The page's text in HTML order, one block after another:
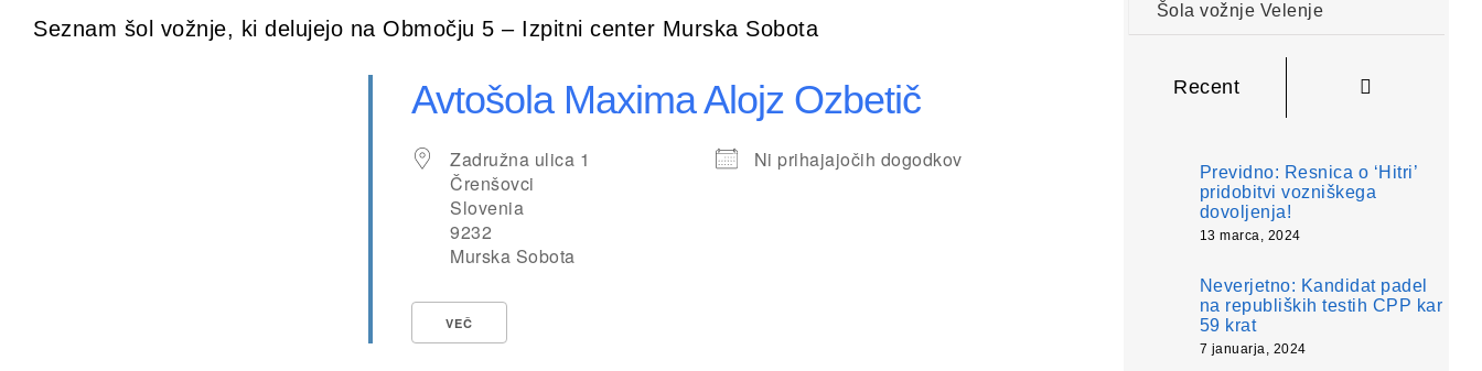
Seznam šol vožnje, ki delujejo na Območju 5 – Izpitni center Murska Sobota
Avtošola Maxima Alojz Ozbetič
Zadružna ulica 1
Črenšovci
Slovenia
9232
Murska Sobota
Ni prihajajočih dogodkov
VEČ
Šola vožnje Velenje
Recent
Previdno: Resnica o ‘Hitri’
pridobitvi vozniškega
dovoljenja!
13 marca, 2024
Neverjetno: Kandidat padel
na republiških testih CPP kar
59 krat
7 januarja, 2024